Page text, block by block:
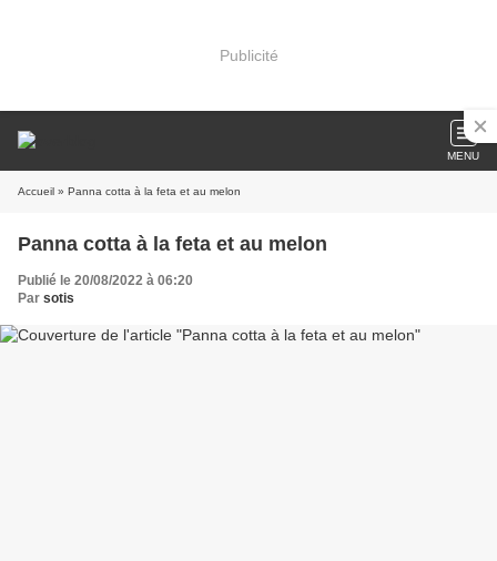
Publicité
MENU
Accueil » Panna cotta à la feta et au melon
Panna cotta à la feta et au melon
Publié le 20/08/2022 à 06:20
Par sotis